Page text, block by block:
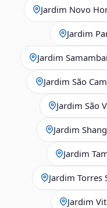
Jardim Novo
Jardim
Jardim
Jardim São
Jardim São
Jardim
Jardim
Jardim Torres
Jardim